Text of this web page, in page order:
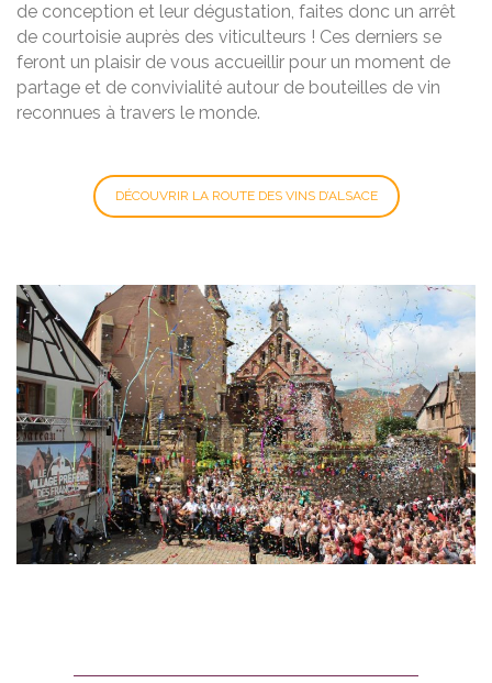
de conception et leur dégustation, faites donc un arrêt
de courtoisie auprès des viticulteurs ! Ces derniers se
feront un plaisir de vous accueillir pour un moment de
partage et de convivialité autour de bouteilles de vin
reconnues à travers le monde.
DÉCOUVRIR LA ROUTE DES VINS D’ALSACE